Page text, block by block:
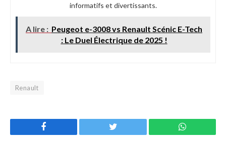
informatifs et divertissants.
A lire : Peugeot e-3008 vs Renault Scénic E-Tech
: Le Duel Électrique de 2025 !
Renault
Twitter WhatsApp